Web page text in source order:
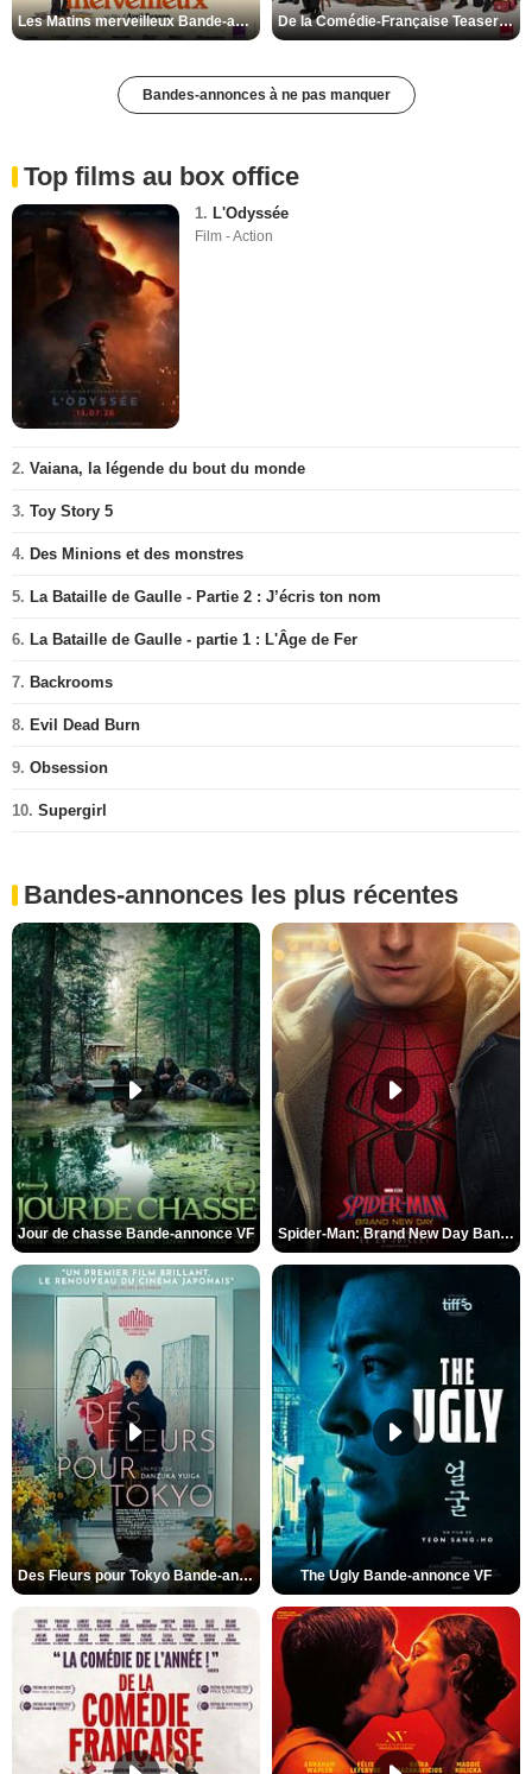
Les Matins merveilleux Bande-annonce VF De la Comédie-Française Teaser VF
Bandes-annonces à ne pas manquer
Top films au box office
1. L'Odyssée
Film - Action
2. Vaiana, la légende du bout du monde
3. Toy Story 5
4. Des Minions et des monstres
5. La Bataille de Gaulle - Partie 2 : J’écris ton nom
6. La Bataille de Gaulle - partie 1 : L'Âge de Fer
7. Backrooms
8. Evil Dead Burn
9. Obsession
10. Supergirl
Bandes-annonces les plus récentes
Jour de chasse Bande-annonce VF Spider-Man: Brand New Day Bande-annonce (3) VO STFR
Des Fleurs pour Tokyo Bande-annonce VO STFR The Ugly Bande-annonce VF